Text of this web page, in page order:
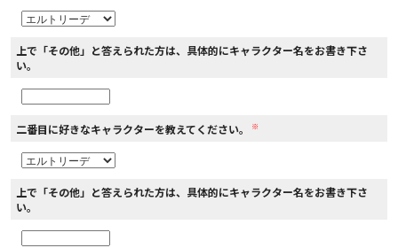
上で「その他」と答えられた方は、具体的にキャラクター名をお書き下さ
い。
二番目に好きなキャラクターを教えてください。 ※
上で「その他」と答えられた方は、具体的にキャラクター名をお書き下さ
い。